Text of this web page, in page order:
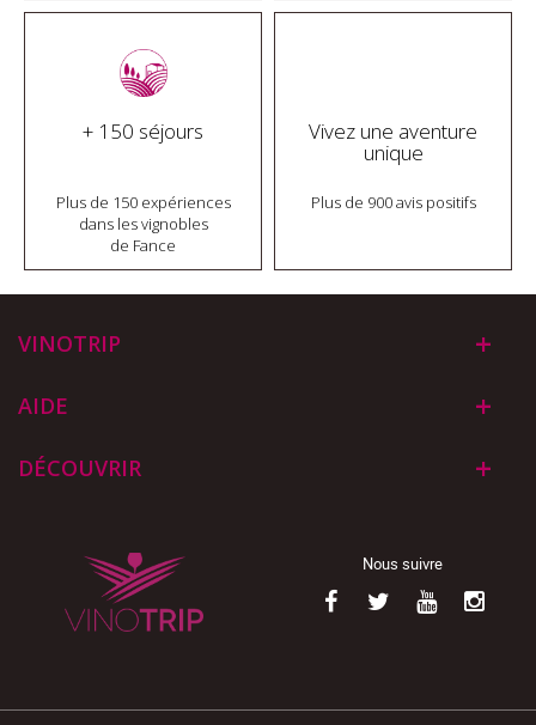
+ 150 séjours
Plus de 150 expériences
dans les vignobles
de Fance
Vivez une aventure
unique
Plus de 900 avis positifs
VINOTRIP
AIDE
DÉCOUVRIR
Nous suivre